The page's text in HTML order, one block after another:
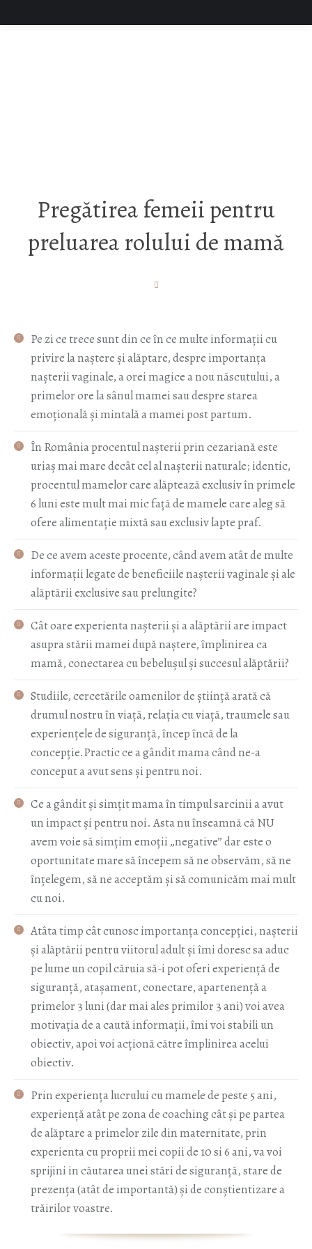
Pregătirea femeii pentru
preluarea rolului de mamă
Pe zi ce trece sunt din ce în ce multe informații cu
privire la naștere și alăptare, despre importanța
nașterii vaginale, a orei magice a nou născutului, a
primelor ore la sânul mamei sau despre starea
emoțională și mintală a mamei post partum.
În România procentul nașterii prin cezariană este
uriaș mai mare decât cel al nașterii naturale; identic,
procentul mamelor care alăptează exclusiv în primele
6 luni este mult mai mic față de mamele care aleg să
ofere alimentație mixtă sau exclusiv lapte praf.
De ce avem aceste procente, când avem atât de multe
informații legate de beneficiile nașterii vaginale și ale
alăptării exclusive sau prelungite?
Cât oare experienta nașterii și a alăptării are impact
asupra stării mamei după naștere, împlinirea ca
mamă, conectarea cu bebelușul și succesul alăptării?
Studiile, cercetările oamenilor de știință arată că
drumul nostru în viață, relația cu viață, traumele sau
experiențele de siguranță, încep încă de la
concepție.Practic ce a gândit mama când ne-a
conceput a avut sens și pentru noi.
Ce a gândit și simțit mama în timpul sarcinii a avut
un impact și pentru noi. Asta nu înseamnă că NU
avem voie să simțim emoții „negative” dar este o
oportunitate mare să începem să ne observăm, să ne
înțelegem, să ne acceptăm și să comunicăm mai mult
cu noi.
Atâta timp cât cunosc importanța concepției, nașterii
și alăptării pentru viitorul adult și îmi doresc sa aduc
pe lume un copil căruia să-i pot oferi experiență de
siguranță, atașament, conectare, apartenență a
primelor 3 luni (dar mai ales primilor 3 ani) voi avea
motivația de a caută informații, îmi voi stabili un
obiectiv, apoi voi acționă către împlinirea acelui
obiectiv.
Prin experiența lucrului cu mamele de peste 5 ani,
experiență atât pe zona de coaching cât și pe partea
de alăptare a primelor zile din maternitate, prin
experienta cu proprii mei copii de 10 si 6 ani, va voi
sprijini in căutarea unei stări de siguranță, stare de
prezența (atât de importantă) și de conștientizare a
trăirilor voastre.